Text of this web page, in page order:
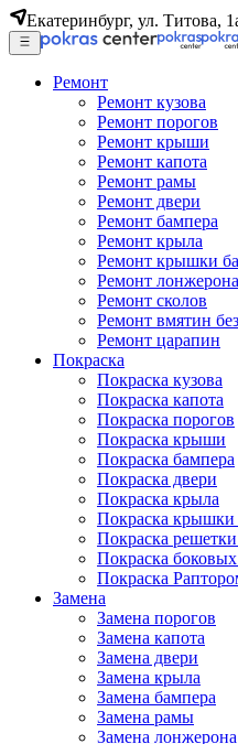
Екатеринбург, ул. Титова,
Ремонт
Ремонт кузова
Ремонт порогов
Ремонт крыши
Ремонт капота
Ремонт рамы
Ремонт двери
Ремонт бампера
Ремонт крыла
Ремонт крышки
Ремонт лонжерона
Ремонт сколов
Ремонт вмятин
Ремонт царапин
Покраска
Покраска кузова
Покраска капота
Покраска порогов
Покраска крыши
Покраска бампера
Покраска двери
Покраска крыла
Покраска крышки
Покраска решетки
Покраска боковых
Покраска
Замена
Замена порогов
Замена капота
Замена двери
Замена крыла
Замена бампера
Замена рамы
Замена лонжерона